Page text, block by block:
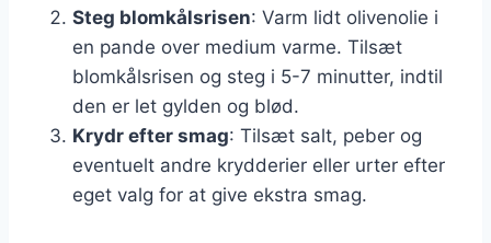
Steg blomkålsrisen: Varm lidt olivenolie i
en pande over medium varme. Tilsæt
blomkålsrisen og steg i 5-7 minutter, indtil
den er let gylden og blød.
Krydr efter smag: Tilsæt salt, peber og
eventuelt andre krydderier eller urter efter
eget valg for at give ekstra smag.